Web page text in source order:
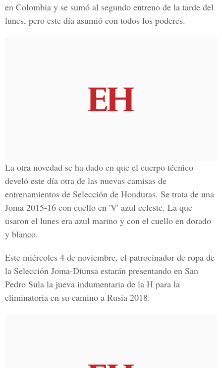
en Colombia y se sumó al segundo entreno de la tarde del
lunes, pero este día asumió con todos los poderes.
La otra novedad se ha dado en que el cuerpo técnico
develó este día otra de las nuevas camisas de
entrenamientos de Selección de Honduras. Se trata de una
Joma 2015-16 con cuello en 'V' azul celeste. La que
usaron el lunes era azul marino y con el cuello en dorado
y blanco.
Este miércoles 4 de noviembre, el patrocinador de ropa de
la Selección Joma-Diunsa estarán presentando en San
Pedro Sula la jueva indumentaria de la H para la
eliminatoria en su camino a Rusia 2018.